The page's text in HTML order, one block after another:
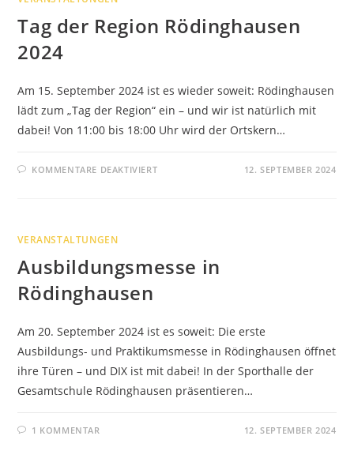
Tag der Region Rödinghausen
2024
Am 15. September 2024 ist es wieder soweit: Rödinghausen
lädt zum „Tag der Region“ ein – und wir ist natürlich mit
dabei! Von 11:00 bis 18:00 Uhr wird der Ortskern…
KOMMENTARE DEAKTIVIERTFÜR 12. SEPTEMBER 2024
VERANSTALTUNGEN
Ausbildungsmesse in
Rödinghausen
Am 20. September 2024 ist es soweit: Die erste
Ausbildungs- und Praktikumsmesse in Rödinghausen öffnet
ihre Türen – und DIX ist mit dabei! In der Sporthalle der
Gesamtschule Rödinghausen präsentieren…
1 KOMMENTAR 12. SEPTEMBER 2024